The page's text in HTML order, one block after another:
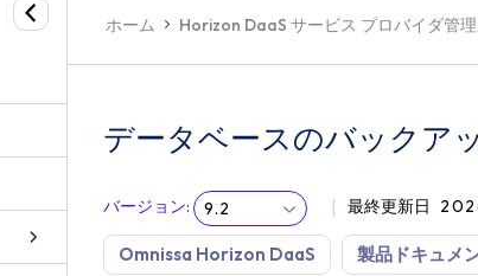
ホーム Horizon DaaS サービス プロバイダ管
データベースのバックア
バージョン: 9.2 最終更新日
Omnissa Horizon DaaS 製品ドキュメ